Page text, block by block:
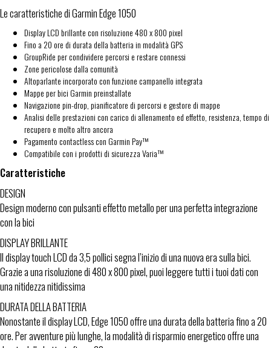
Le caratteristiche di Garmin Edge 1050
Display LCD brillante con risoluzione 480 x 800 pixel
Fino a 20 ore di durata della batteria in modalità GPS
GroupRide per condividere percorsi e restare connessi
Zone pericolose dalla comunità
Altoparlante incorporato con funzione campanello integrata
Mappe per bici Garmin preinstallate
Navigazione pin-drop, pianificatore di percorsi e gestore di mappe
Analisi delle prestazioni con carico di allenamento ed effetto, resistenza, tempo di
recupero e molto altro ancora
Pagamento contactless con Garmin Pay™
Compatibile con i prodotti di sicurezza Varia™
Caratteristiche
DESIGN
Design moderno con pulsanti effetto metallo per una perfetta integrazione
con la bici
DISPLAY BRILLANTE
Il display touch LCD da 3,5 pollici segna l’inizio di una nuova era sulla bici.
Grazie a una risoluzione di 480 x 800 pixel, puoi leggere tutti i tuoi dati con
una nitidezza nitidissima
DURATA DELLA BATTERIA
Nonostante il display LCD, Edge 1050 offre una durata della batteria fino a 20
ore. Per avventure più lunghe, la modalità di risparmio energetico offre una